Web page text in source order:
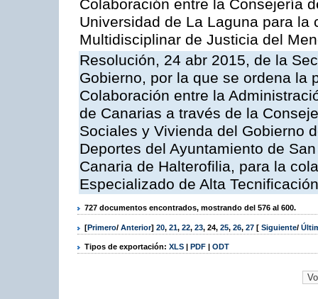
Colaboración entre la Consejería
Universidad de La Laguna para
Multidisciplinar de Justicia del
Resolución, 24 abr 2015, de la
Gobierno, por la que se ordena la
Colaboración entre la
de Canarias a través de la
Sociales y Vivienda del Gobierno
Deportes del Ayuntamiento de
Canaria de Halterofilia, para la
Especializado de Alta
727 documentos encontrados, mostrando del 576 al 600.
[Primero/ Anterior] 20, 21, 22, 23, 24, 25, 26, 27 [ Siguiente/
Tipos de exportación: XLS | PDF | ODT